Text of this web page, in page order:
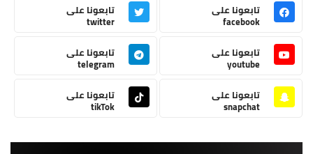
تابعونا على
facebook
تابعونا على
twitter
تابعونا على
youtube
تابعونا على
telegram
تابعونا على
snapchat
تابعونا على
tikTok